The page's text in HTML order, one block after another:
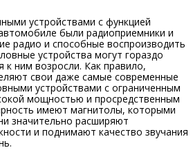
устройствами с функцией
были радиоприемники и
радио и способные воспроизводить
устройства могут гораздо
ним возросли. Как правило,
свои даже самые современные
устройствами с ограниченным
мощностью и просредственным
имеют магнитолы, которыми
значительно расширяют
и поднимают качество звучания